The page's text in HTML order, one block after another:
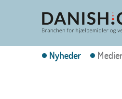
Nyheder